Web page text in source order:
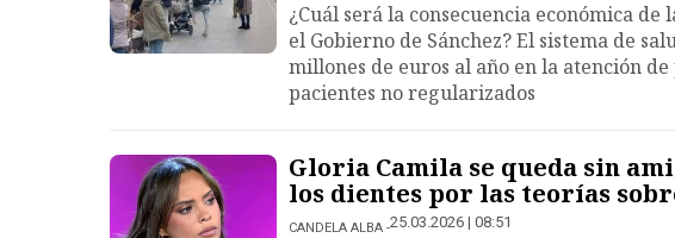
¿Cuál será la consecuencia económica
el Gobierno de Sánchez? El sistema de
millones de euros al año en la atención
pacientes no regularizados
Gloria Camila se queda sin
los dientes por las teorías
CANDELA ALBA 25.03.2026 | 08:51